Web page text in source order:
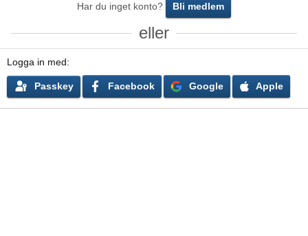
Har du inget konto? Bli medlem
eller
Logga in med
Passkey Facebook Google Apple